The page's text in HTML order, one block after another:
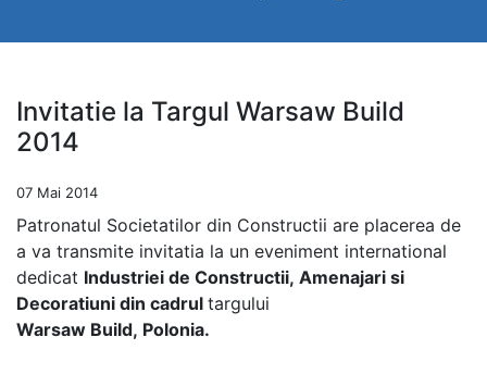
Invitatie la Targul Warsaw Build
2014
07 Mai 2014
Patronatul Societatilor din Constructii are placerea de
a va transmite invitatia la un eveniment international
dedicat Industriei de Constructii, Amenajari si
Decoratiuni din cadrul targului
Warsaw Build, Polonia.